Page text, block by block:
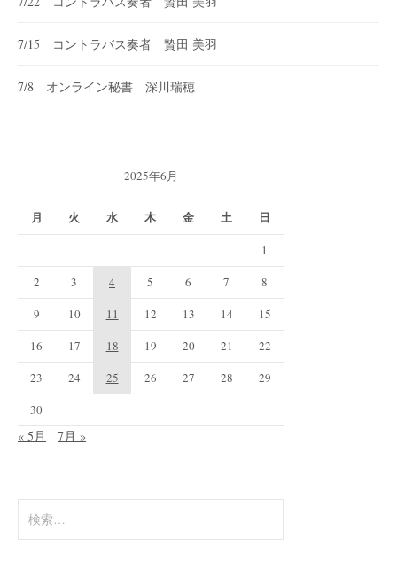
7/15 コントラバス奏者 贄田 美羽
7/8 オンライン秘書 深川瑞穂
2025年6月
月 火 水 木 金 土 日
1
2
3 4 5 6 7
8
9
10 11 12 13 14
15
16
17 18 19 20 21
22
23
24 25 26 27 28
29
30
« 5月 7月 »
索: